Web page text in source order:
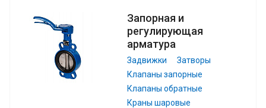
Запорная и
регулирующая
арматура
Задвижки
Затворы
Клапаны запорные
Клапаны обратные
Краны шаровые